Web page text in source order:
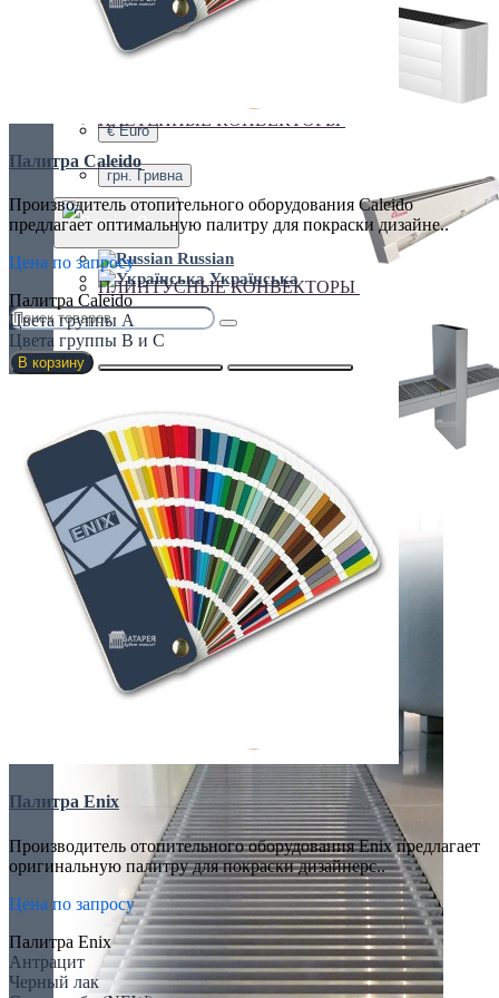
Украина, г.Киев. ул. Кирилловская,160А
€ Euro
грн. Гривна
Язык
Russian
Українська
НАСТЕННЫЕ КОНВЕКТОРЫ
ПЛИНТУСНЫЕ КОНВЕКТОРЫ
СПЕЦИАЛЬНЫЕ КОНВЕКТОРЫ
Палитра Caleido
Производитель отопительного оборудования Сaleido
предлагает оптимальную палитру для покраски дизайне..
Цена по запросу
Палитра Caleido
Цвета группы А
Цвета группы B и C
В корзину
Палитра Enix
Производитель отопительного оборудования Enix предлагает
оригинальную палитру для покраски дизайнерс..
Цена по запросу
Палитра Enix
Антрацит
Черный лак